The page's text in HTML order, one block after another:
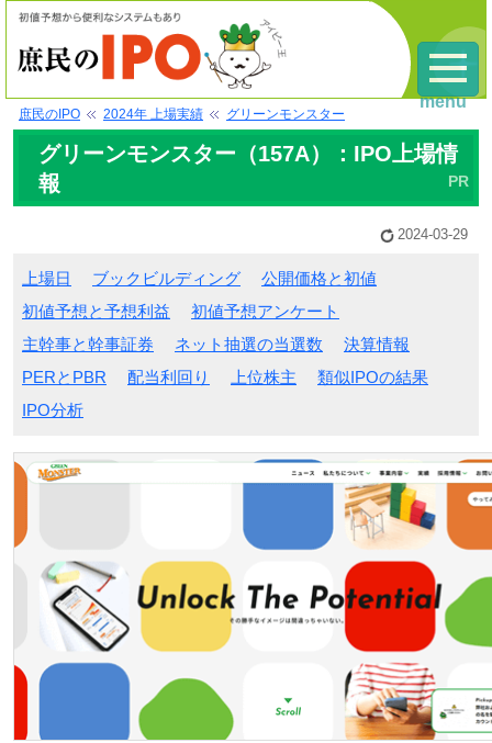
庶民のIPO 2024年 上場実績 グリーンモンスター
グリーンモンスター（157A）：IPO上場情
報
2024-03-29
上場日 ブックビルディング
公開価格と初値
初値予想と予想利益
初値予想アンケート
主幹事と幹事証券
ネット抽選の当選数
決算情報
PERとPBR
配当利回り 上位株主
類似IPOの結果
IPO分析
menu